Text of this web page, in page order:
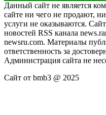
Данный сайт не является
сайте ни чего не продают,
услуги не оказываются.
новостей RSS канала
newsru.com. Материалы
ответственность за
Администрация сайта не
Сайт от bmb3 @ 2025